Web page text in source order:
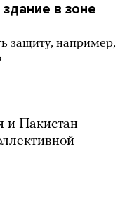
в зоне
защиту, например,
и Пакистан